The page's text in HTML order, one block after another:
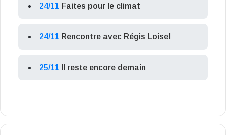
24/11 Faites pour le climat
24/11 Rencontre avec Régis Loisel
25/11 Il reste encore demain